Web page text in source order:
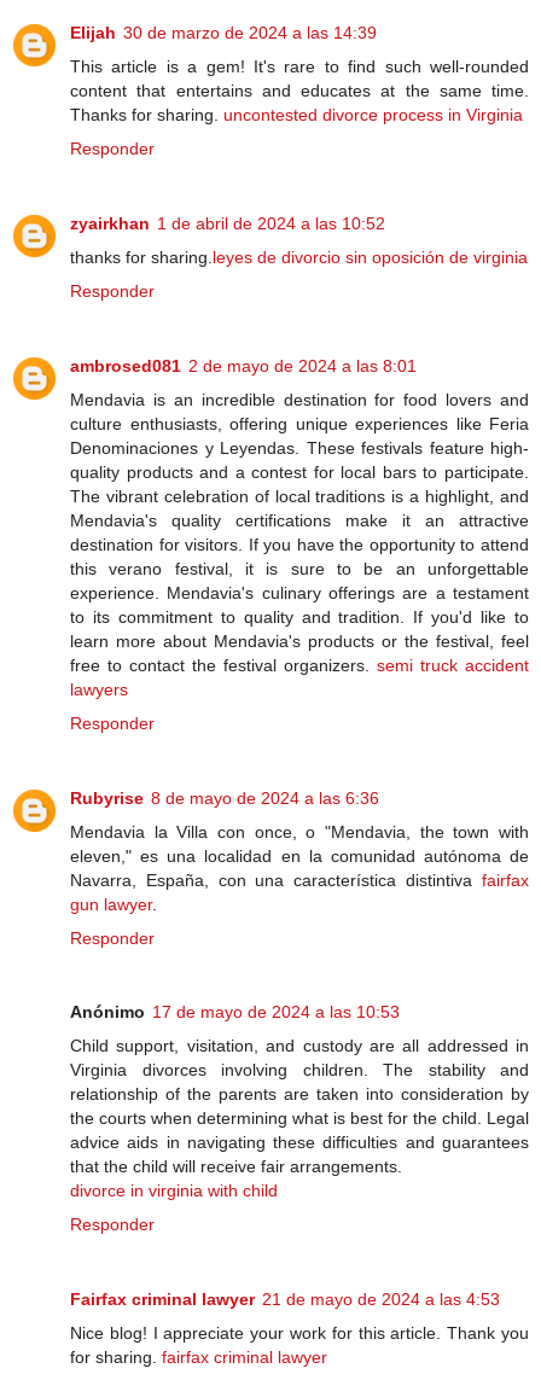
Elijah 30 de marzo de 2024 a las 14:39
This article is a gem! It's rare to find such well-rounded
content that entertains and educates at the same time.
Thanks for sharing. uncontested divorce process in Virginia
Responder
zyairkhan 1 de abril de 2024 a las 10:52
thanks for sharing. leyes de divorcio sin oposición de virginia
Responder
ambrosed081 2 de mayo de 2024 a las 8:01
Mendavia is an incredible destination for food lovers and
culture enthusiasts, offering unique experiences like Feria
Denominaciones y Leyendas. These festivals feature high-
quality products and a contest for local bars to participate.
The vibrant celebration of local traditions is a highlight, and
Mendavia's quality certifications make it an attractive
destination for visitors. If you have the opportunity to attend
this verano festival, it is sure to be an unforgettable
experience. Mendavia's culinary offerings are a testament
to its commitment to quality and tradition. If you'd like to
learn more about Mendavia's products or the festival, feel
free to contact the festival organizers. semi truck accident
lawyers
Responder
Rubyrise 8 de mayo de 2024 a las 6:36
Mendavia la Villa con once, o "Mendavia, the town with
eleven," es una localidad en la comunidad autónoma de
Navarra, España, con una característica distintiva fairfax
gun lawyer.
Responder
Anónimo 17 de mayo de 2024 a las 10:53
Child support, visitation, and custody are all addressed in
Virginia divorces involving children. The stability and
relationship of the parents are taken into consideration by
the courts when determining what is best for the child. Legal
advice aids in navigating these difficulties and guarantees
that the child will receive fair arrangements.
divorce in virginia with child
Responder
Fairfax criminal lawyer 21 de mayo de 2024 a las 4:53
Nice blog! I appreciate your work for this article. Thank you
for sharing. fairfax criminal lawyer